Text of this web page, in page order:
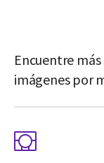
Encuentre
imágenes por